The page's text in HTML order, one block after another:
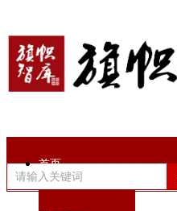
首页